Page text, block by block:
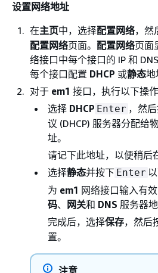
设置网络地址
在主页中，选择配置网络，然
配置网络页面。 配置网络页面
络接口中每个接口的 IP 和
每个接口配置 DHCP 或静态地
对于 em1 接口，执行以下操作
选择 DHCP Enter ，然
议 (DHCP) 服务器分配给
址。
请记下此地址，以便稍后
选择静态并按下 Enter
为 em1 网络接口输入有
码、 网关和 DNS 服务器地
完成后，选择保存，然后
置。
注意